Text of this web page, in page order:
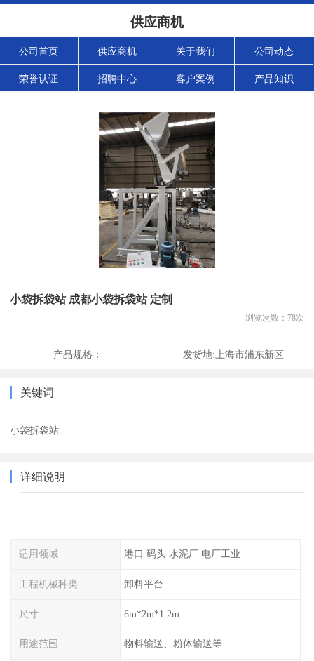
供应商机
公司首页 供应商机 关于我们 公司动态
荣誉认证 招聘中心 客户案例 产品知识
小袋拆袋站 成都小袋拆袋站 定制
浏览次数： 78次
产品规格： 发货地: 上海市浦东新区
关键词
小袋拆袋站
详细说明
适用领域 港口 码头 水泥厂 电厂工业
工程机械种类 卸料平台
尺寸 6m*2m*1.2m
用途范围 物料输送、粉体输送等